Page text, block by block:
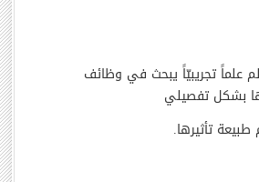
علماً تجريبيّاً يبحث في وظائف
بشكل تفصيلي
تأثيرها.